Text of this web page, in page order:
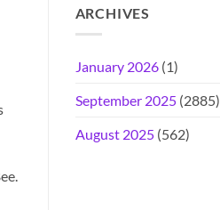
ARCHIVES
January 2026(1)
September 2025(2885)
August 2025(562)